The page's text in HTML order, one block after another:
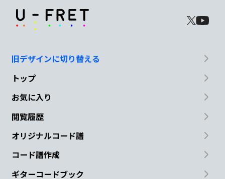
旧デザインに切り替える
トップ
お気に入り
閲覧履歴
オリジナルコード譜
コード譜作成
ギターコードブック